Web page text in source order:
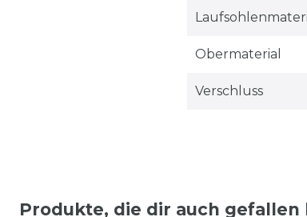
Obermaterial
Verschluss
Produkte, die dir auch gefallen